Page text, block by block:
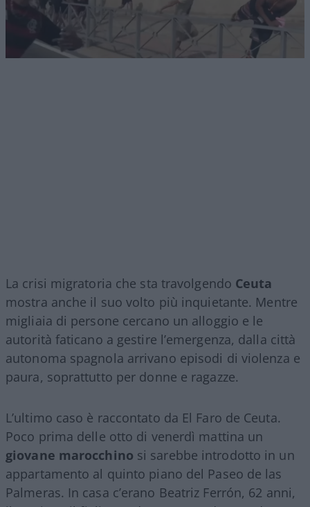
La crisi migratoria che sta travolgendo Ceuta
mostra anche il suo volto più inquietante. Mentre
migliaia di persone cercano un alloggio e le
autorità faticano a gestire l’emergenza, dalla città
autonoma spagnola arrivano episodi di violenza e
paura, soprattutto per donne e ragazze.
L’ultimo caso è raccontato da El Faro de Ceuta.
Poco prima delle otto di venerdì mattina un
giovane marocchino si sarebbe introdotto in un
appartamento al quinto piano del Paseo de las
Palmeras. In casa c’erano Beatriz Ferrón, 62 anni,